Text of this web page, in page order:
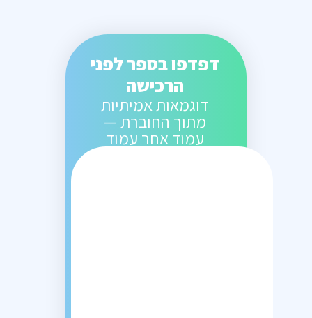
דפדפו בספר לפני
הרכישה
דוגמאות אמיתיות
מתוך החוברת —
עמוד אחר עמוד